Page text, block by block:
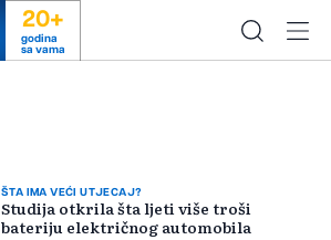
20+
godina
sa vama
ŠTA IMA VEĆI UTJECAJ?
Studija otkrila šta ljeti više troši
bateriju električnog automobila